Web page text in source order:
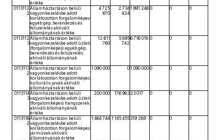
értéke
0113112
2
Államháztartáson belüli
vagyonkezelésbe adott
korlátozottan forgalomképes
egyéb gép, berendezés és
felszerelés aktivált
állományának értéke
4 725
670
2 734
424
1 991 246 0 0 0
0113112
3
Államháztartáson belüli
vagyonkezelésbe adott üzleti
(forgalomképes) egyéb gép,
berendezés és felszerelés
aktivált állományának
értéke
12 611
760
5 895
742
6 716 018 0 0 0
0113113
2
Államháztartáson belüli
vagyonkezelésbe adott
korlátozottan forgalomképes
kulturális javak aktivált
állományának értéke
1 090 000 01 090 000 0 0 0
0113114
3
Államháztartáson belüli
vagyonkezelésbe adott üzleti
(forgalomképes) hangszerek
aktivált állományának
értéke
200 000 176 983 23 017 0 0 0
0113116
2
Államháztartáson belüli
vagyonkezelésbe adott
korlátozottan forgalomképes
járművek aktivált
állományának értéke
1 464 744 1 145 455 319 289 0 0 0